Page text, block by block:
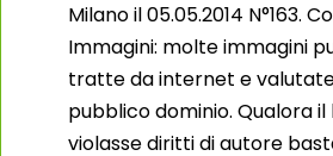
Milano il 05.05.2014 N°163.
Immagini: molte immagini
tratte da internet e
pubblico dominio. Qualora il
violasse diritti di autore